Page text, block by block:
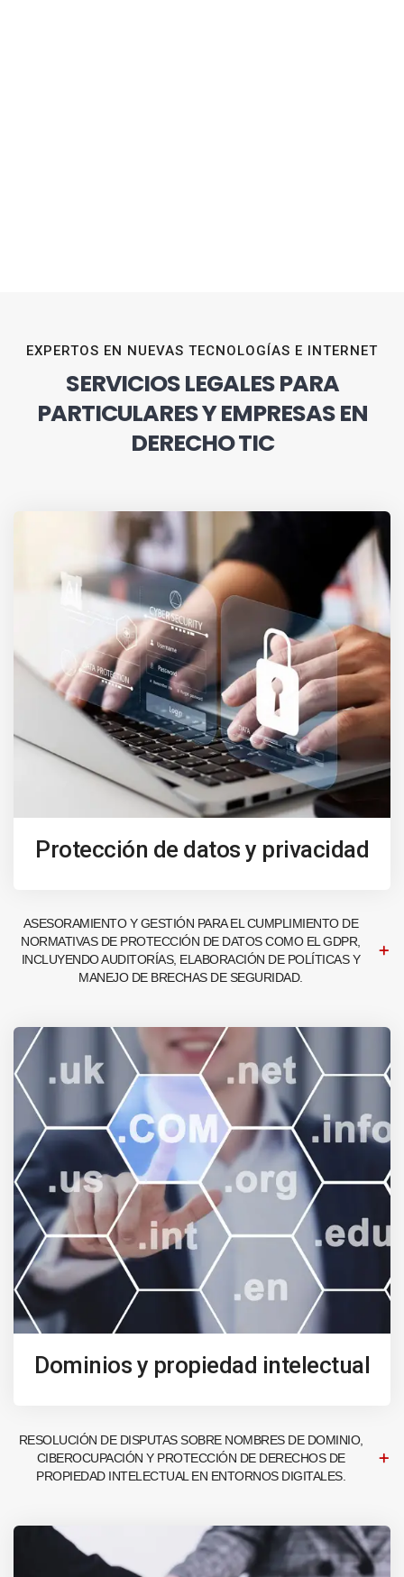
EXPERTOS EN NUEVAS TECNOLOGÍAS E INTERNET
SERVICIOS LEGALES PARA
PARTICULARES Y EMPRESAS EN
DERECHO TIC
Protección de datos y privacidad
ASESORAMIENTO Y GESTIÓN PARA EL CUMPLIMIENTO DE
NORMATIVAS DE PROTECCIÓN DE DATOS COMO EL GDPR,
INCLUYENDO AUDITORÍAS, ELABORACIÓN DE POLÍTICAS Y
MANEJO DE BRECHAS DE SEGURIDAD.
Dominios y propiedad intelectual
RESOLUCIÓN DE DISPUTAS SOBRE NOMBRES DE DOMINIO,
CIBEROCUPACIÓN Y PROTECCIÓN DE DERECHOS DE
PROPIEDAD INTELECTUAL EN ENTORNOS DIGITALES.